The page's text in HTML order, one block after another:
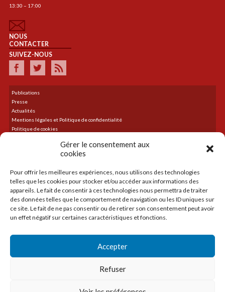
Gérer le consentement aux
cookies
Pour offrir les meilleures expériences, nous utilisons des technologies
telles que les cookies pour stocker et/ou accéder aux informations des
appareils. Le fait de consentir à ces technologies nous permettra de traiter
des données telles que le comportement de navigation ou les ID uniques sur
ce site. Le fait de ne pas consentir ou de retirer son consentement peut avoir
un effet négatif sur certaines caractéristiques et fonctions.
Accepter
Refuser
13:30 – 17:00
NOUS
CONTACTER
SUIVEZ-NOUS
Publications
Presse
Actualités
Mentions légales et Politique de confidentialité
Politique de cookies
DERNIER TWEET
Le flux Twitter n’est pas disponible pour le moment.
CRÉER